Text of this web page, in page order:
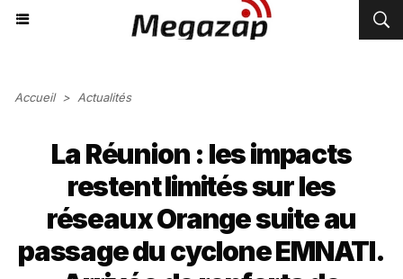
Accueil > Actualités
La Réunion : les impacts
restent limités sur les
réseaux Orange suite au
passage du cyclone EMNATI.